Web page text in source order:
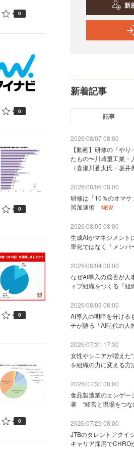
0
0
0
0
0
新
新着記事
記事
2026/08/07 08:00
【動画】研修の「や
たもの〜川崎重工業・
（喜瀬川蒼太氏・坂井
2026/08/06 08:00
研修は「10％のオマ
習加速術
NEW
2026/08/05 08:00
生成AIがマネジメント
率化ではなく「メンバ
2026/08/04 08:00
なぜAI導入の成否が人
ィブ組織をつくる「組
2026/08/03 08:00
AI導入の明暗を分ける
チが語る「AI時代の人
2026/07/31 17:30
女性やシニアが増えた
を組織の力に変える方
2026/07/30 08:00
食品製造業のエンゲー
著 “経営と現場をつな
2026/07/29 08:00
JTBのタレントアク
キャリア採用でCHRO